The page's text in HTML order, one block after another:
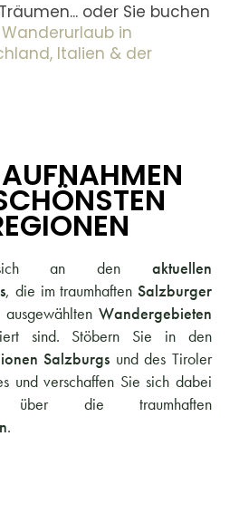
oder Sie buchen
Wanderurlaub in
Italien & der
sich an den aktuellen
, die im traumhaftenSalzburger
Wandergebieten
sind. Stöbern Sie in den
Salzburgs und des Tiroler
und verschaffen Sie sich dabei
über die traumhaften
.